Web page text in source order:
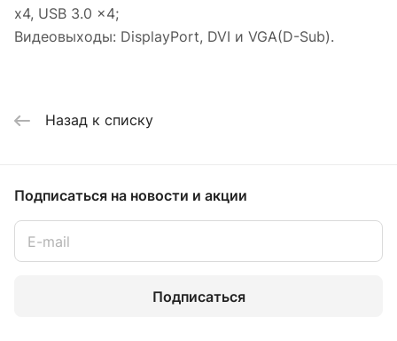
x4, USB 3.0 x4;
Видеовыходы: DisplayPort, DVI и VGA(D-Sub).
Назад к списку
Подписаться на новости и акции
Подписаться